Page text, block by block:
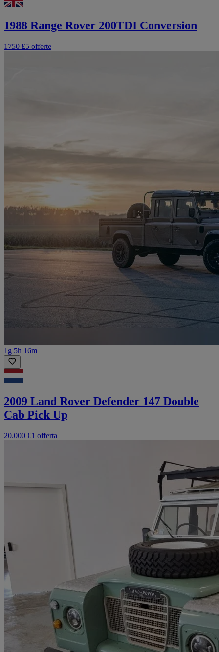
1988 Range Rover 200TDI Conversion
1750 £5 offerte
1g 5h 16m
2009 Land Rover Defender 147 Double
Cab Pick Up
20.000 €1 offerta